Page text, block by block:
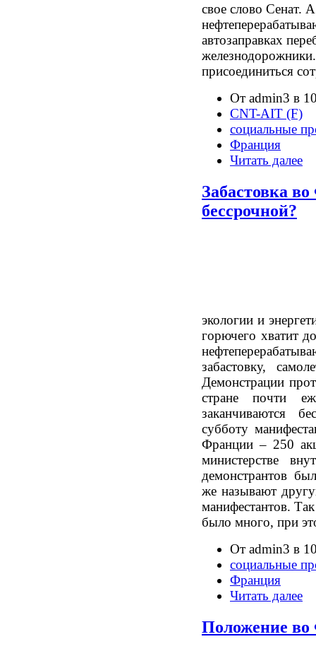
свое слово Сенат.
автозаправках
присоединиться
От admin3 в
CNT-AIT (F)
социальные
Франция
Читать далее
Забастовка
бессрочной?
экологии и
горючего хватит
забастовку,
Демонстрации
стране почти
заканчиваются
субботу
Франции – 250
министерстве
демонстрантов
же называют
манифестантов.
было много, при
От admin3 в
социальные
Франция
Читать далее
Положение